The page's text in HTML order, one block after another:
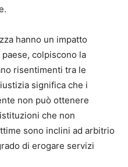
hanno un impatto
colpiscono la
risentimenti tra le
significa che i
non può ottenere
che non
sono inclini ad arbitrio
di erogare servizi